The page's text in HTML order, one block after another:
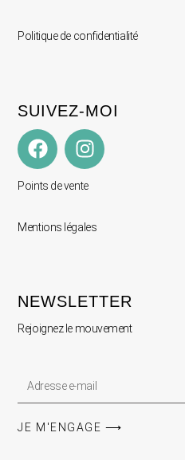
Politique de confidentialité
SUIVEZ-MOI
Points de vente
Mentions légales
NEWSLETTER
Rejoignez le mouvement
JE M'ENGAGE ⟶